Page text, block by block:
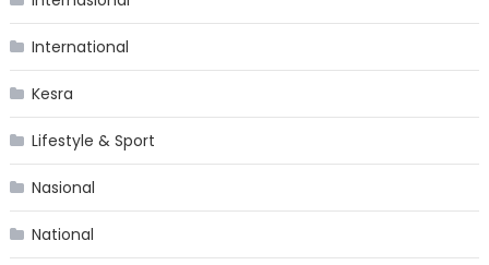
International
Kesra
Lifestyle & Sport
Nasional
National